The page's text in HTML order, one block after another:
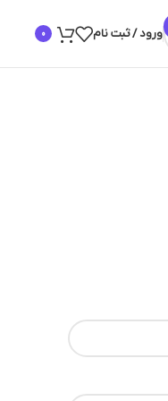
ورود / ثبت نام 0